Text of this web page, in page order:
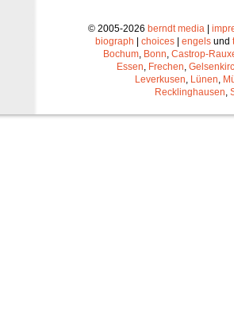
© 2005-2026 berndt media |
biograph | choices | engels und
Bochum Bonn Castrop-
Essen Frechen
Leverkusen Lünen
Recklinghausen